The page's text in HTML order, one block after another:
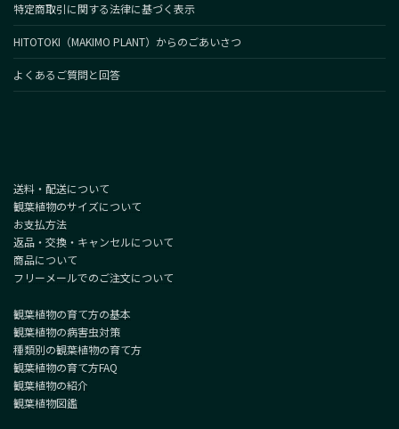
特定商取引に関する法律に基づく表示
HITOTOKI（MAKIMO PLANT）からのごあいさつ
よくあるご質問と回答
送料・配送について
観葉植物のサイズについて
お支払方法
返品・交換・キャンセルについて
商品について
フリーメールでのご注文について
観葉植物の育て方の基本
観葉植物の病害虫対策
種類別の観葉植物の育て方
観葉植物の育て方FAQ
観葉植物の紹介
観葉植物図鑑